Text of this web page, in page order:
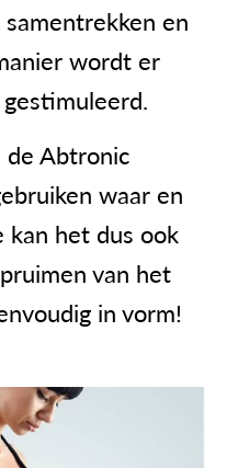
en
wordt er
Abtronic
waar en
kan het dus ook
van het
in vorm!